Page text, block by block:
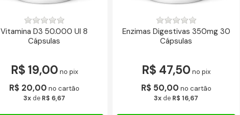
Vitamina D3 50.000 UI 8
Cápsulas
R$ 19,00 no pix
R$ 20,00 no cartão
3xde R$ 6,67
Enzimas Digestivas 350mg 30
Cápsulas
R$ 47,50 no pix
R$ 50,00 no cartão
3x de R$ 16,67